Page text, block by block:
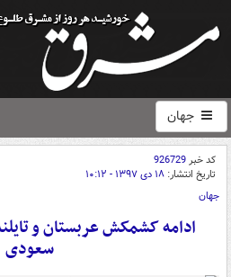
جهان
کد خبر926729
تاریخ انتشار: ۱۸ دی ۱۳۹۷ - ۱۰:۱۲
جهان
سعودی